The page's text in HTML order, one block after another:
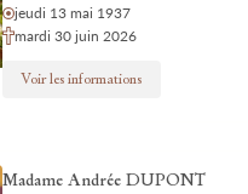
jeudi 13 mai 1937
mardi 30 juin 2026
Voir les informations
Madame Andrée DUPONT